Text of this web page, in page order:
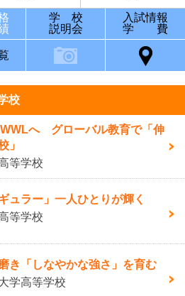
学 校
説明会
入試情報
学 費
校
へ グローバル教育で「伸
」
等学校
ュラー」一人ひとりが輝く
等学校
き「しなやかな強さ」を育む
学高等学校